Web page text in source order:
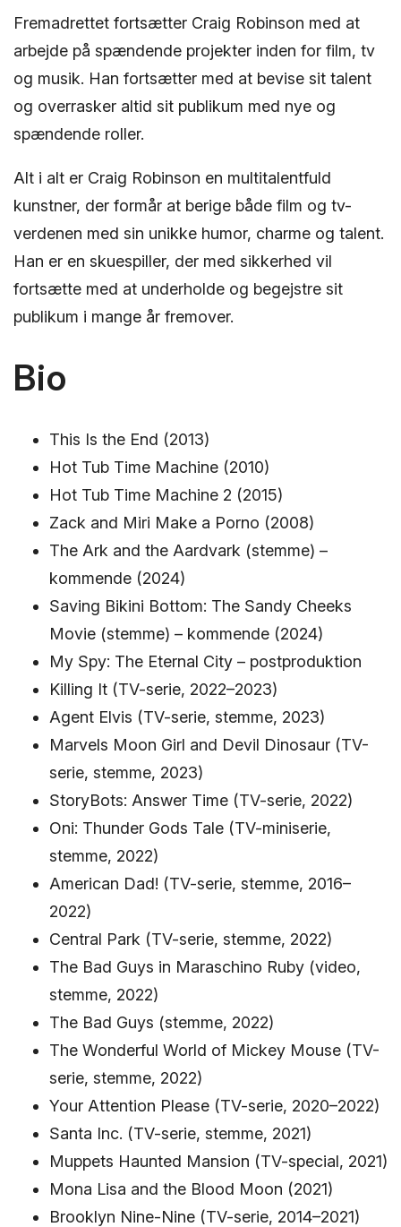
Fremadrettet fortsætter Craig Robinson med at
arbejde på spændende projekter inden for film, tv
og musik. Han fortsætter med at bevise sit talent
og overrasker altid sit publikum med nye og
spændende roller.
Alt i alt er Craig Robinson en multitalentfuld
kunstner, der formår at berige både film og tv-
verdenen med sin unikke humor, charme og talent.
Han er en skuespiller, der med sikkerhed vil
fortsætte med at underholde og begejstre sit
publikum i mange år fremover.
Bio
This Is the End (2013)
Hot Tub Time Machine (2010)
Hot Tub Time Machine 2 (2015)
Zack and Miri Make a Porno (2008)
The Ark and the Aardvark (stemme) –
kommende (2024)
Saving Bikini Bottom: The Sandy Cheeks
Movie (stemme) – kommende (2024)
My Spy: The Eternal City – postproduktion
Killing It (TV-serie, 2022–2023)
Agent Elvis (TV-serie, stemme, 2023)
Marvels Moon Girl and Devil Dinosaur (TV-
serie, stemme, 2023)
StoryBots: Answer Time (TV-serie, 2022)
Oni: Thunder Gods Tale (TV-miniserie,
stemme, 2022)
American Dad! (TV-serie, stemme, 2016–
2022)
Central Park (TV-serie, stemme, 2022)
The Bad Guys in Maraschino Ruby (video,
stemme, 2022)
The Bad Guys (stemme, 2022)
The Wonderful World of Mickey Mouse (TV-
serie, stemme, 2022)
Your Attention Please (TV-serie, 2020–2022)
Santa Inc. (TV-serie, stemme, 2021)
Muppets Haunted Mansion (TV-special, 2021)
Mona Lisa and the Blood Moon (2021)
Brooklyn Nine-Nine (TV-serie, 2014–2021)